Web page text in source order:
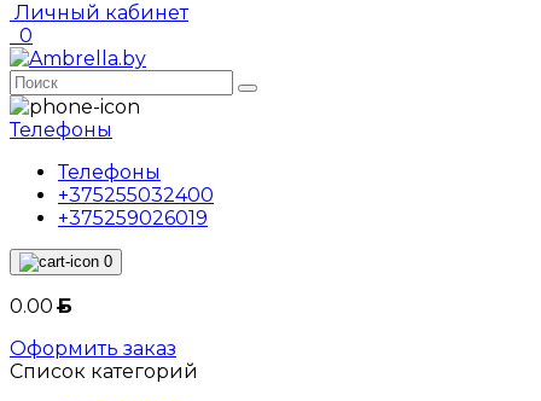
Личный кабинет
0
Телефоны
Телефоны
+375255032400
+375259026019
0
0.00Б
Оформить заказ
Список категорий